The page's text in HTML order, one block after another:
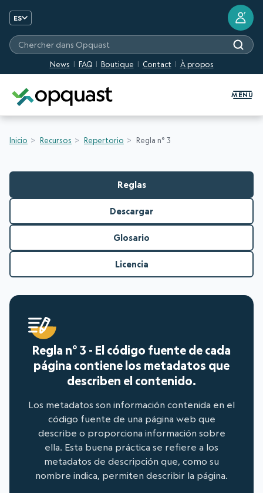
ES
News FAQ Boutique Contact À propos
Chercher dans Opquast
?
MENU
Inicio Recursos Repertorio Regla n° 3
Reglas
Descargar
Glosario
Licencia
Regla n° 3 - El código fuente de cada
página contiene los metadatos que
describen el contenido.
Los metadatos son información contenida en el
código fuente de una página web que
describe o proporciona información sobre
ella. Esta buena práctica se refiere a los
metadatos de descripción que, como su
nombre indica, permiten describir la página.